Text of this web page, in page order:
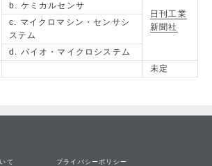
日刊工業
新聞社
b. ケミカルセンサ
c. マイクロマシン・センサシ
ステム
d. バイオ・マイクロシステム
未定
て プライバシーポリシー